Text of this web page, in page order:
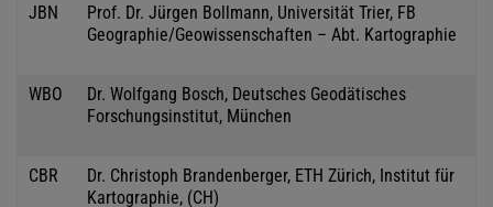
JBN
Prof. Dr. Jürgen Bollmann, Universität Trier, FB
Geographie/Geowissenschaften – Abt. Kartographie
WBO
Dr. Wolfgang Bosch, Deutsches Geodätisches
Forschungsinstitut, München
CBR
Dr. Christoph Brandenberger, ETH Zürich, Institut für
Kartographie, (CH)